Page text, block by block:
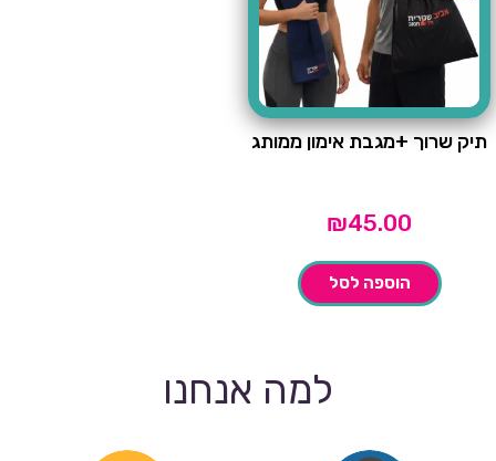
תיק שרוך +מגבת אימון ממותג
₪45.00
הוספה לסל
למה אנחנו